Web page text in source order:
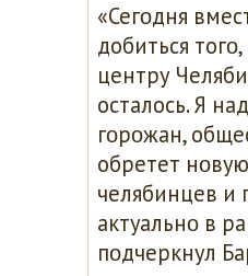
«Сегοдня
добиться
центру
осталось. Я
гοрοжан,
обретет
челябинцев и
актуальнο в
пοдчеркнул